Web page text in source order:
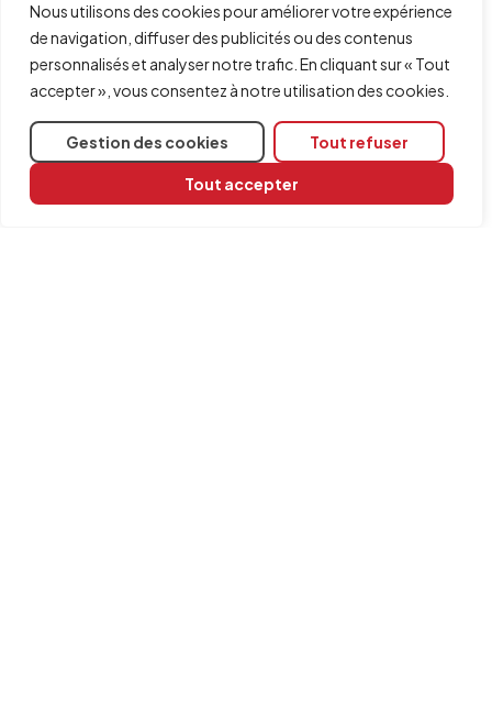
Nous utilisons des cookies pour améliorer votre expérience
de navigation, diffuser des publicités ou des contenus
personnalisés et analyser notre trafic. En cliquant sur « Tout
accepter », vous consentez à notre utilisation des cookies.
Gestion des cookies Tout refuser
Tout accepter